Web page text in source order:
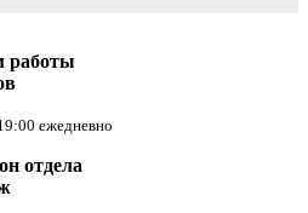
работы
ежедневно
отдела